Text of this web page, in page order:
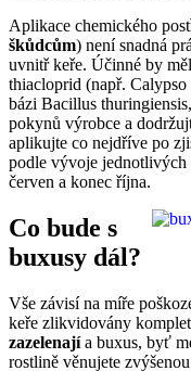
Aplikace chemického
škůdcům) není snadná
uvnitř keře. Účinné by
thiacloprid (např.
bázi Bacillus
pokynů výrobce a
aplikujte co nejdříve po
podle vývoje jednotlivých
červen a konec října.
Co bude s
buxusy dál?
Vše závisí na míře
keře zlikvidovány
zazelenajía buxus, byť
rostlině věnujete